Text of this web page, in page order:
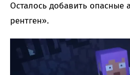
Осталось добавить опасные
рентген».